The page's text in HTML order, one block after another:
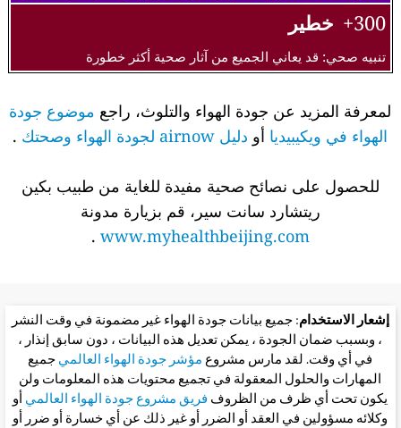
300+ خطير
تنبيه صحي: قد يعاني الجميع من آثار صحية أكثر خطورة
لمعرفة المزيد عن جودة الهواء والتلوث، راجع موضوع جودة
الهواء في ويكيبيدياأو دليل airnow لجودة الهواء وصحتك .
للحصول على نصائح صحية مفيدة للغاية من طبيب بكين
ريتشارد سانت سير، قم بزيارة مدونة
www.myhealthbeijing.com
.
إشعار الاستخدام: جميع بيانات جودة الهواء غير مضمونة في وقت النشر
، وبسبب ضمان الجودة ، يمكن تعديل هذه البيانات ، دون سابق إنذار ،
في أي وقت. لقد مارس مشروعمؤشر جودة الهواء العالميجميع
المهارات والحلول المعقولة في تجميع محتويات هذه المعلومات ولن
يكون تحت أي ظرف من الظروففريق مشروع جودة الهواء العالميأو
وكلائه مسؤولين في العقد أو الضرر أو غير ذلك عن أي خسارة أو ضرر أو